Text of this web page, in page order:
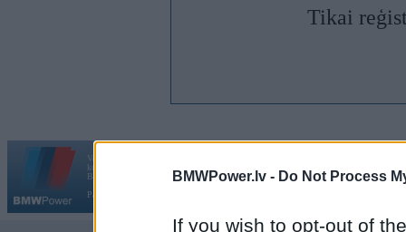
BMWPower.lv - Do Not Process
If you wish to opt-out of
Tikai
Vortāls BMWPower.lv darbojas
kopš 2002. gada 14. maija. Tas nav auto klubs un nav saistīts ar
BMW AG.
Par BMWPower
Galvena|